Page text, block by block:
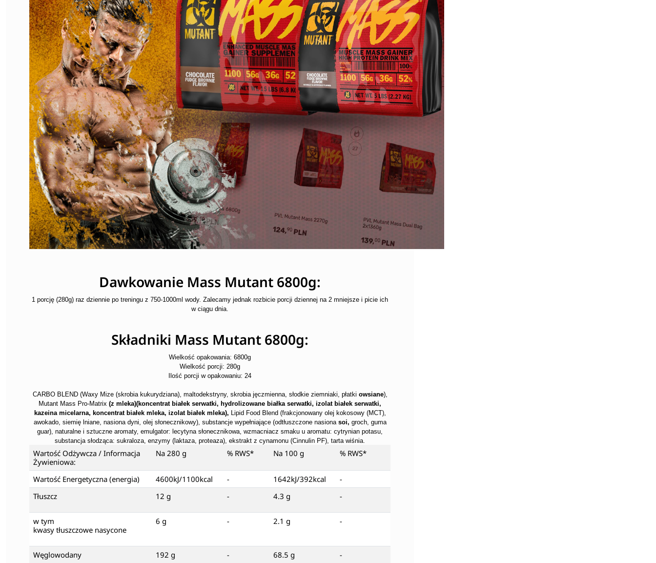
Dawkowanie Mass Mutant 6800g:
1 porcję (280g) raz dziennie po treningu z 750-1000ml wody. Zalecamy jednak rozbicie porcji dziennej na 2 mniejsze i picie ich
w ciągu dnia.
Składniki Mass Mutant 6800g:
Wielkość opakowania: 6800g
Wielkość porcji: 280g
Ilość porcji w opakowaniu: 24
CARBO BLEND (Waxy Mize (skrobia kukurydziana), maltodekstryny, skrobia jęczmienna, słodkie ziemniaki, płatki owsiane),
Mutant Mass Pro-Matrix (z mleka)(koncentrat białek serwatki, hydrolizowane białka serwatki, izolat białek serwatki,
kazeina micelarna, koncentrat białek mleka, izolat białek mleka), Lipid Food Blend (frakcjonowany olej kokosowy (MCT),
awokado, siemię lniane, nasiona dyni, olej słonecznikowy), substancje wypełniające (odtłuszczone nasiona soi, groch, guma
guar), naturalne i sztuczne aromaty, emulgator: lecytyna słonecznikowa, wzmacniacz smaku u aromatu: cytrynian potasu,
substancja słodząca: sukraloza, enzymy (laktaza, proteaza), ekstrakt z cynamonu (Cinnulin PF), tarta wiśnia.
Wartość Odżywcza / Informacja
Żywieniowa:
Na 280 g % RWS* Na 100 g % RWS*
Wartość Energetyczna (energia) 4600kJ/1100kcal - 1642kJ/392kcal
-
Tłuszcz
12 g - 4.3 g -
w tym
kwasy tłuszczowe nasycone
6 g - 2.1 g -
Węglowodany 192 g - 68.5 g -